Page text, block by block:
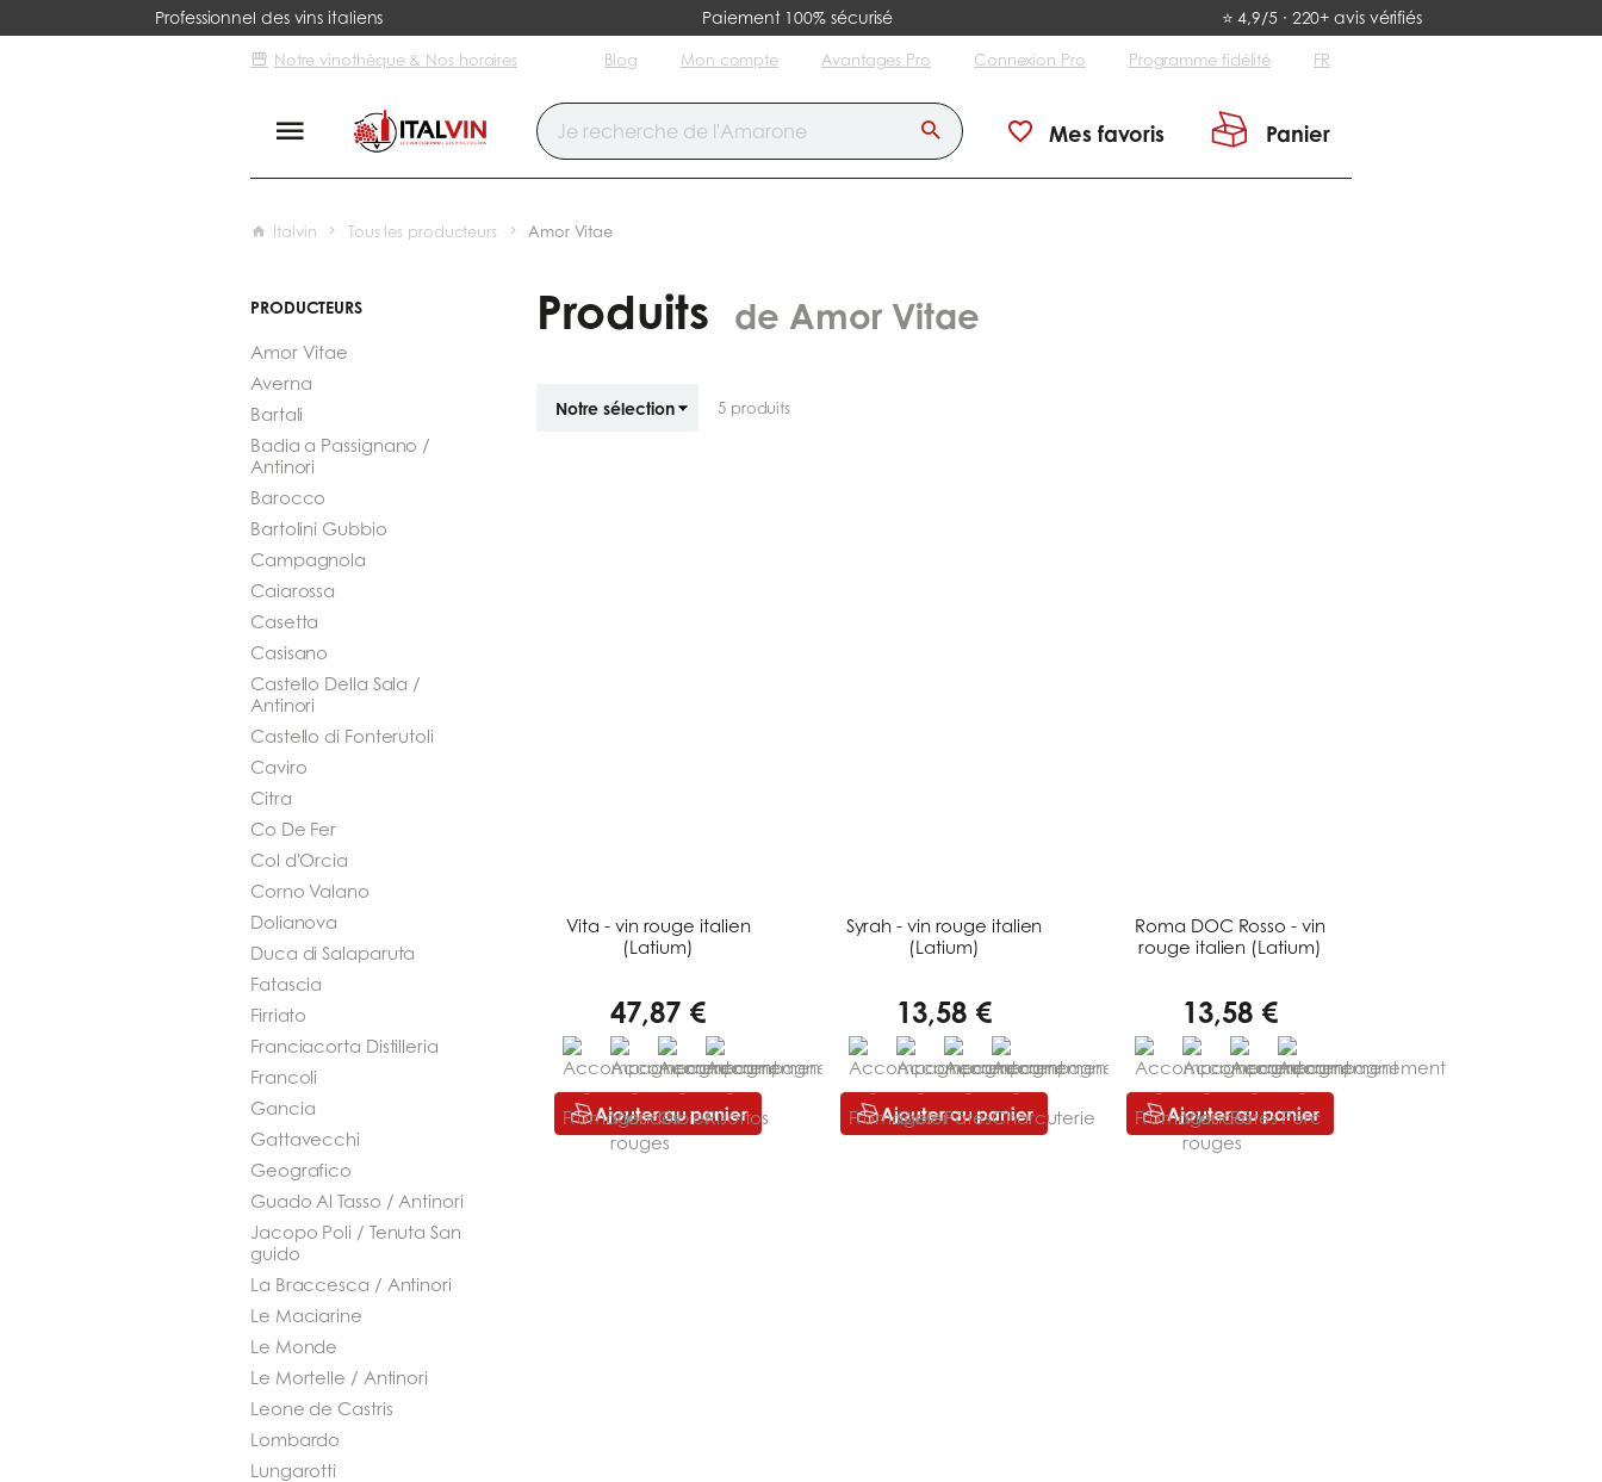
Professionnel des vins italiens Paiement 100% sécurisé ⭐ 4,9/5 · 220+ avis vérifiés
Notre vinothèque & Nos horaires Blog Mon compte Avantages Pro Connexion Pro Programme fidélité FR
Mes favoris Panier
Italvin Tous les producteurs Amor Vitae
PRODUCTEURS
Amor Vitae
Averna
Bartali
Badia a Passignano /
Antinori
Barocco
Bartolini Gubbio
Campagnola
Caiarossa
Casetta
Casisano
Castello Della Sala /
Antinori
Castello di Fonterutoli
Caviro
Citra
Co De Fer
Col d'Orcia
Corno Valano
Dolianova
Duca di Salaparuta
Fatascia
Firriato
Franciacorta Distilleria
Francoli
Gancia
Gattavecchi
Geografico
Guado Al Tasso / Antinori
Jacopo Poli / Tenuta San
guido
La Braccesca / Antinori
Le Maciarine
Le Monde
Le Mortelle / Antinori
Leone de Castris
Lombardo
Lungarotti
Produits de Amor Vitae
5produits
Vita - vin rouge italien
(Latium)
47,87 €
Ajouter au panier
Syrah - vin rouge italien
(Latium)
13,58 €
Ajouter au panier
Roma DOC Rosso - vin
rouge italien (Latium)
13,58 €
Ajouter au panier